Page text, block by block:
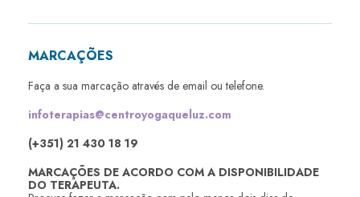
MARCAÇÕES
Faça a sua marcação através de email ou telefone.
infoterapias@centroyogaqueluz.com
(+351) 21 430 18 19
MARCAÇÕES DE ACORDO COM A DISPONIBILIDADE
DO TERAPEUTA.